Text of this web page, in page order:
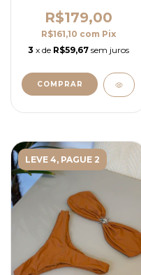
R$179,00
R$161,10 com Pix
3 x de R$59,67 sem juros
COMPRAR
LEVE 4, PAGUE 2